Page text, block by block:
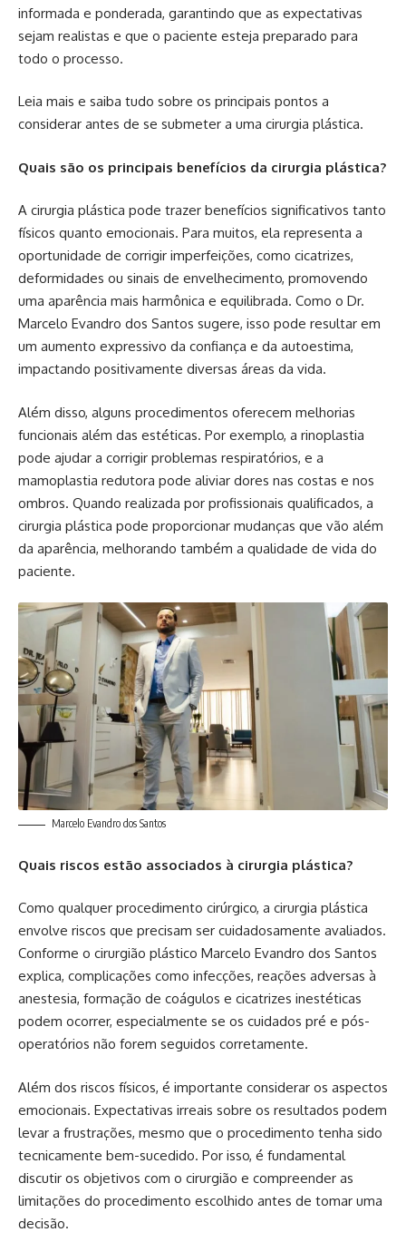
informada e ponderada, garantindo que as expectativas
sejam realistas e que o paciente esteja preparado para
todo o processo.
Leia mais e saiba tudo sobre os principais pontos a
considerar antes de se submeter a uma cirurgia plástica.
Quais são os principais benefícios da cirurgia plástica?
A cirurgia plástica pode trazer benefícios significativos tanto
físicos quanto emocionais. Para muitos, ela representa a
oportunidade de corrigir imperfeições, como cicatrizes,
deformidades ou sinais de envelhecimento, promovendo
uma aparência mais harmônica e equilibrada. Como o Dr.
Marcelo Evandro dos Santos sugere, isso pode resultar em
um aumento expressivo da confiança e da autoestima,
impactando positivamente diversas áreas da vida.
Além disso, alguns procedimentos oferecem melhorias
funcionais além das estéticas. Por exemplo, a rinoplastia
pode ajudar a corrigir problemas respiratórios, e a
mamoplastia redutora pode aliviar dores nas costas e nos
ombros. Quando realizada por profissionais qualificados, a
cirurgia plástica pode proporcionar mudanças que vão além
da aparência, melhorando também a qualidade de vida do
paciente.
Marcelo Evandro dos Santos
Quais riscos estão associados à cirurgia plástica?
Como qualquer procedimento cirúrgico, a cirurgia plástica
envolve riscos que precisam ser cuidadosamente avaliados.
Conforme o cirurgião plástico Marcelo Evandro dos Santos
explica, complicações como infecções, reações adversas à
anestesia, formação de coágulos e cicatrizes inestéticas
podem ocorrer, especialmente se os cuidados pré e pós-
operatórios não forem seguidos corretamente.
Além dos riscos físicos, é importante considerar os aspectos
emocionais. Expectativas irreais sobre os resultados podem
levar a frustrações, mesmo que o procedimento tenha sido
tecnicamente bem-sucedido. Por isso, é fundamental
discutir os objetivos com o cirurgião e compreender as
limitações do procedimento escolhido antes de tomar uma
decisão.